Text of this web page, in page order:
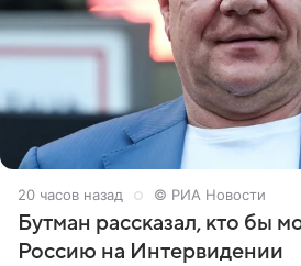
20 часов назад © РИА Новости
Бутман рассказал, кто бы
Россию на Интервидении